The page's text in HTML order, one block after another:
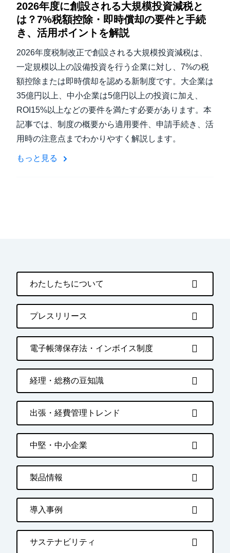
2026年度に創設される大規模投資減税と
は？7%税額控除・即時償却の要件と手続
き、活用ポイントを解説
2026年度税制改正で創設される大規模投資減税は、
一定規模以上の設備投資を行う企業に対し、7%の税
額控除または即時償却を認める新制度です。大企業は
35億円以上、中小企業は5億円以上の投資に加え、
ROI15%以上などの要件を満たす必要があります。本
記事では、制度の概要から適用要件、申請手続き、活
用時の注意点までわかりやすく解説します。
もっと見る
わたしたちについて
プレスリリース
電子帳簿保存法・インボイス制度
経理・総務の豆知識
出張・経費管理トレンド
中堅・中小企業
製品情報
導入事例
サステナビリティ